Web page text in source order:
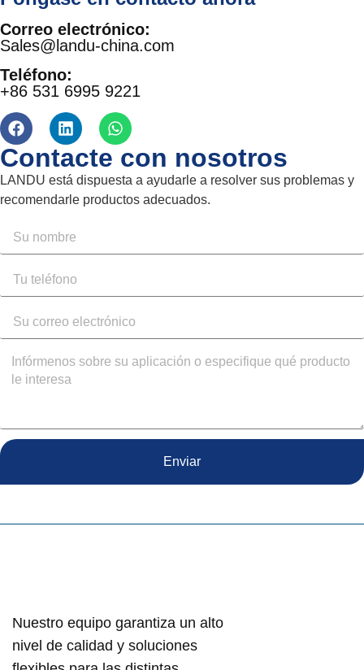
Correo electrónico:
Sales@landu-china.com
Teléfono:
+86 531 6995 9221
Contacte con nosotros
LANDU está dispuesta a ayudarle a resolver sus problemas y
recomendarle productos adecuados.
Enviar
Nuestro equipo garantiza un alto
nivel de calidad y soluciones